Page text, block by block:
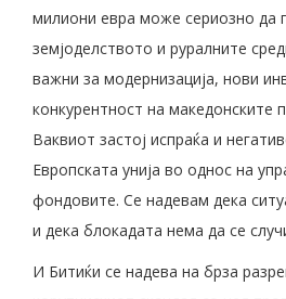
милиони евра може сериозно да
земјоделството и руралните
важни за модернизација, нови
конкурентност на македонските
Ваквиот застој испраќа и
Европската унија во однос на
фондовите. Се надевам дека
и дека блокадата нема да се
И Битиќи се надева на брза